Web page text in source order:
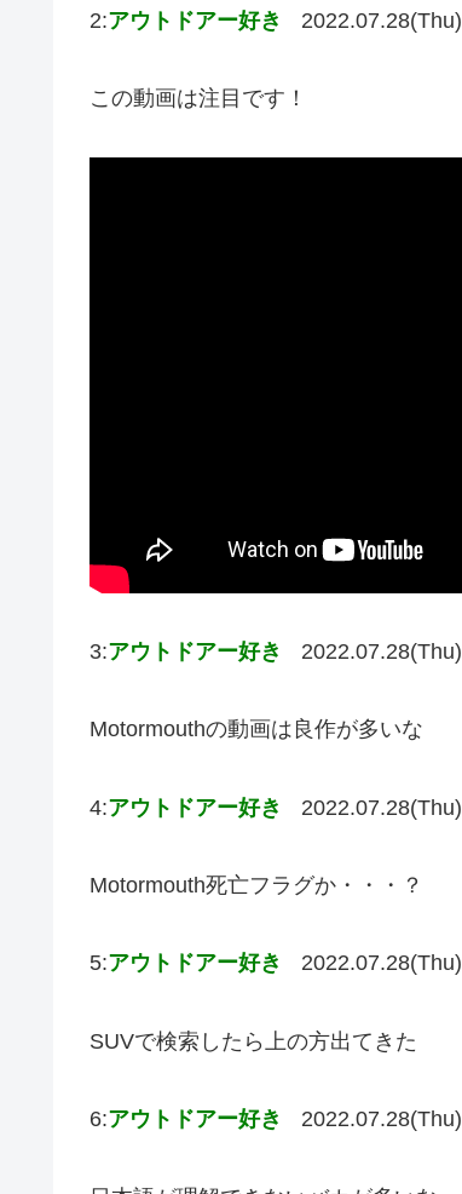
2:アウトドアー好き 2022.07.28(Thu)
この動画は注目です！
3:アウトドアー好き 2022.07.28(Thu)
Motormouthの動画は良作が多いな
4:アウトドアー好き 2022.07.28(Thu)
Motormouth死亡フラグか・・・？
5:アウトドアー好き 2022.07.28(Thu)
SUVで検索したら上の方出てきた
6:アウトドアー好き 2022.07.28(Thu)